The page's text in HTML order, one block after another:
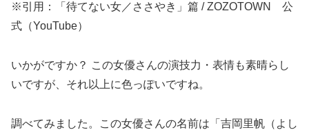
※引用：「待てない女／ささやき」篇 / ZOZOTOWN 公
式（YouTube）
いかがですか？ この女優さんの演技力・表情も素晴らし
いですが、それ以上に色っぽいですね。
調べてみました。この女優さんの名前は「吉岡里帆（よし